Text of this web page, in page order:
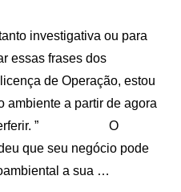
investigativa ou para
essas frases dos
de Operação, estou
ambiente a partir de agora
interferir. ” O
que seu negócio pode
a sua …